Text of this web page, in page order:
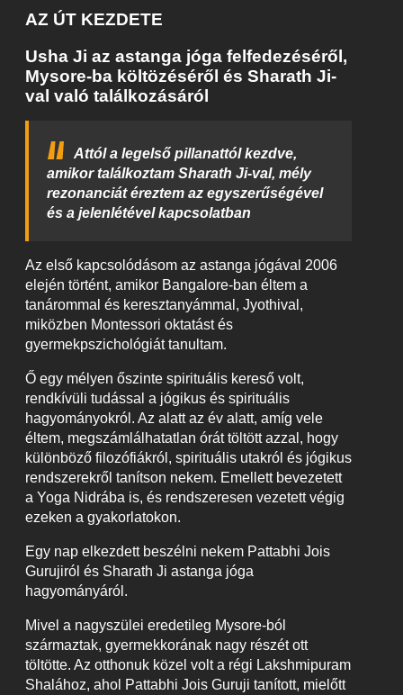
AZ ÚT KEZDETE
Usha Ji az astanga jóga felfedezéséről,
Mysore-ba költözéséről és Sharath Ji-
val való találkozásáról
Attól a legelső pillanattól kezdve,
amikor találkoztam Sharath Ji-val, mély
rezonanciát éreztem az egyszerűségével
és a jelenlétével kapcsolatban
Az első kapcsolódásom az astanga jógával 2006
elején történt, amikor Bangalore-ban éltem a
tanárommal és keresztanyámmal, Jyothival,
miközben Montessori oktatást és
gyermekpszichológiát tanultam.
Ő egy mélyen őszinte spirituális kereső volt,
rendkívüli tudással a jógikus és spirituális
hagyományokról. Az alatt az év alatt, amíg vele
éltem, megszámlálhatatlan órát töltött azzal, hogy
különböző filozófiákról, spirituális utakról és jógikus
rendszerekről tanítson nekem. Emellett bevezetett
a Yoga Nidrába is, és rendszeresen vezetett végig
ezeken a gyakorlatokon.
Egy nap elkezdett beszélni nekem Pattabhi Jois
Gurujiról és Sharath Ji astanga jóga
hagyományáról.
Mivel a nagyszülei eredetileg Mysore-ból
származtak, gyermekkorának nagy részét ott
töltötte. Az otthonuk közel volt a régi Lakshmipuram
Shalához, ahol Pattabhi Jois Guruji tanított, mielőtt